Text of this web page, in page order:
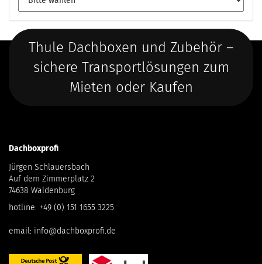
Thule Dachboxen und Zubehör –
sichere Transportlösungen zum
Mieten oder Kaufen
Dachboxprofi
Jürgen Schlauersbach
Auf dem Zimmerplatz 2
74638 Waldenburg
hotline: +49 (0) 151 1655 3225
email: info@dachboxprofi.de